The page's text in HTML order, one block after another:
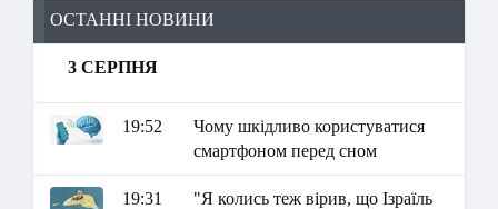
ОСТАННІ НОВИНИ
3 СЕРПНЯ
19:52
Чому шкідливо користуватися
смартфоном перед сном
19:31
"Я колись теж вірив, що Ізраїль